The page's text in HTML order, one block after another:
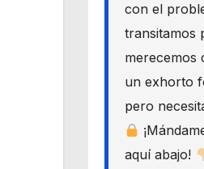
con el
transitamos
merecemos
un exhorto
pero
aquí abajo!